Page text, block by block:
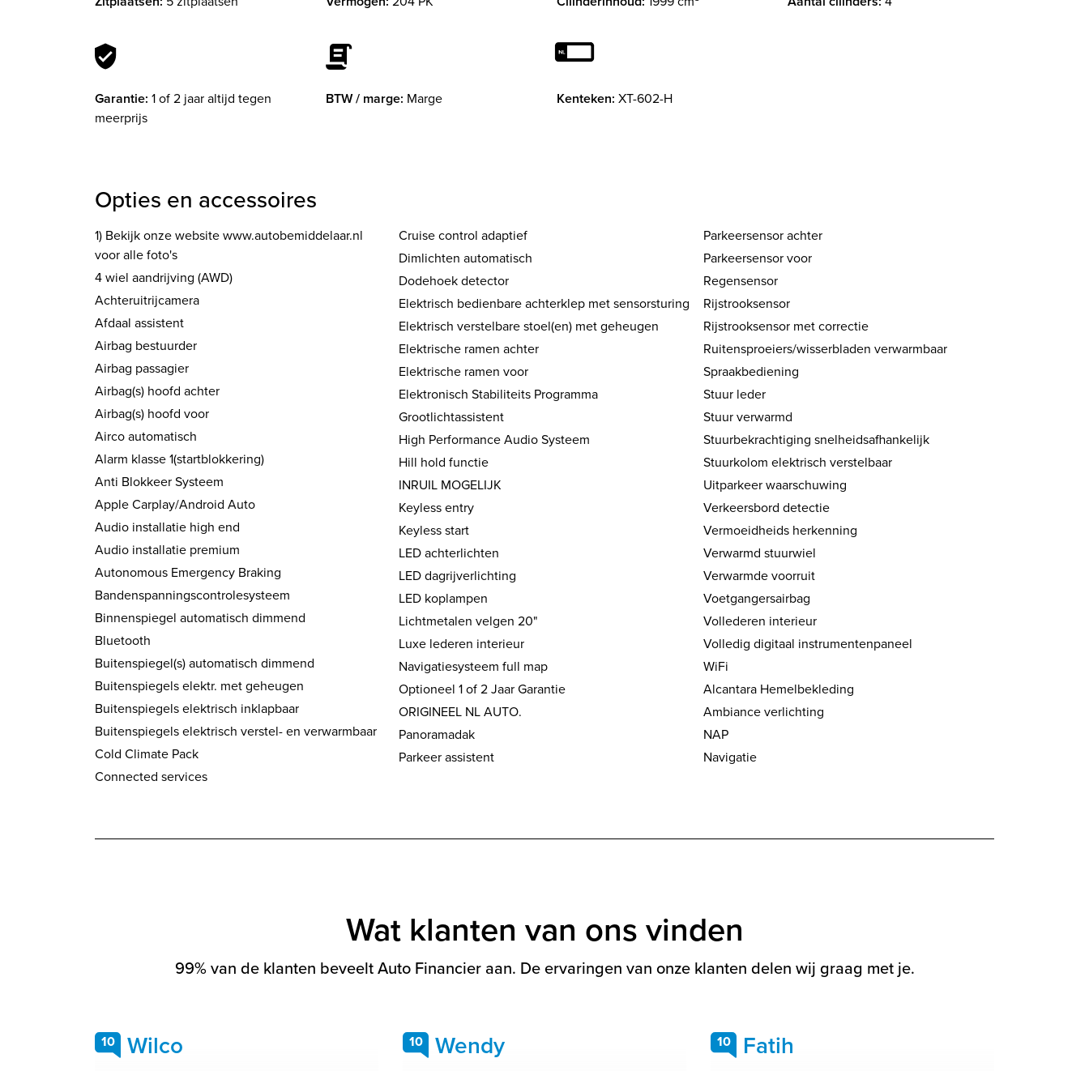
Garantie: 1 of 2 jaar altijd tegen
meerprijs
BTW / marge: Marge Kenteken: XT-602-H
Opties en accessoires
1) Bekijk onze website www.autobemiddelaar.nl
voor alle foto's
4 wiel aandrijving (AWD)
Achteruitrijcamera
Afdaal assistent
Airbag bestuurder
Airbag passagier
Airbag(s) hoofd achter
Airbag(s) hoofd voor
Airco automatisch
Alarm klasse 1(startblokkering)
Anti Blokkeer Systeem
Apple Carplay/Android Auto
Audio installatie high end
Audio installatie premium
Autonomous Emergency Braking
Bandenspanningscontrolesysteem
Binnenspiegel automatisch dimmend
Bluetooth
Buitenspiegel(s) automatisch dimmend
Buitenspiegels elektr. met geheugen
Buitenspiegels elektrisch inklapbaar
Buitenspiegels elektrisch verstel- en verwarmbaar
Cold Climate Pack
Connected services
Cruise control adaptief
Dimlichten automatisch
Dodehoek detector
Elektrisch bedienbare achterklep met sensorsturing
Elektrisch verstelbare stoel(en) met geheugen
Elektrische ramen achter
Elektrische ramen voor
Elektronisch Stabiliteits Programma
Grootlichtassistent
High Performance Audio Systeem
Hill hold functie
INRUIL MOGELIJK
Keyless entry
Keyless start
LED achterlichten
LED dagrijverlichting
LED koplampen
Lichtmetalen velgen 20"
Luxe lederen interieur
Navigatiesysteem full map
Optioneel 1 of 2 Jaar Garantie
ORIGINEEL NL AUTO.
Panoramadak
Parkeer assistent
Parkeersensor achter
Parkeersensor voor
Regensensor
Rijstrooksensor
Rijstrooksensor met correctie
Ruitensproeiers/wisserbladen verwarmbaar
Spraakbediening
Stuur leder
Stuur verwarmd
Stuurbekrachtiging snelheidsafhankelijk
Stuurkolom elektrisch verstelbaar
Uitparkeer waarschuwing
Verkeersbord detectie
Vermoeidheids herkenning
Verwarmd stuurwiel
Verwarmde voorruit
Voetgangersairbag
Vollederen interieur
Volledig digitaal instrumentenpaneel
WiFi
Alcantara Hemelbekleding
Ambiance verlichting
NAP
Navigatie
Wat klanten van ons vinden
99% van de klanten beveelt Auto Financier aan. De ervaringen van onze klanten delen wij graag met je.
10 Wilco 10 Wendy 10 Fatih